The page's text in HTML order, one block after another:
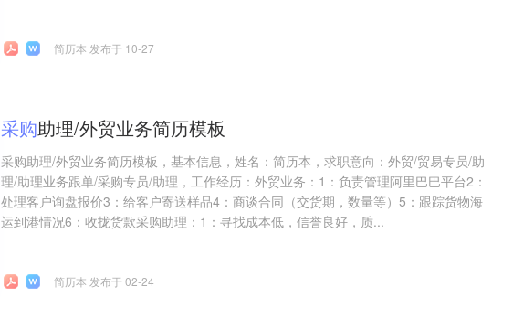
简历本 发布于 10-27
采购助理/外贸业务简历模板
采购助理/外贸业务简历模板，基本信息，姓名：简历本，求职意向：外贸/贸易专员/助
理/助理业务跟单/采购专员/助理，工作经历：外贸业务：1：负责管理阿里巴巴平台2：
处理客户询盘报价3：给客户寄送样品4：商谈合同（交货期，数量等）5：跟踪货物海
运到港情况6：收拢货款采购助理：1：寻找成本低，信誉良好，质...
简历本 发布于 02-24